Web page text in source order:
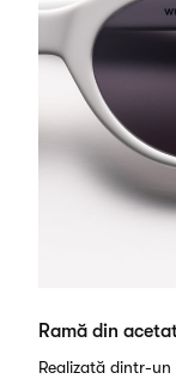
Ramă din
Realizată dintr-